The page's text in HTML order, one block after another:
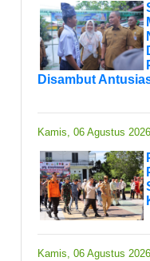
Disambut
Kamis, 06 Agustus 2026
Kamis, 06 Agustus 2026